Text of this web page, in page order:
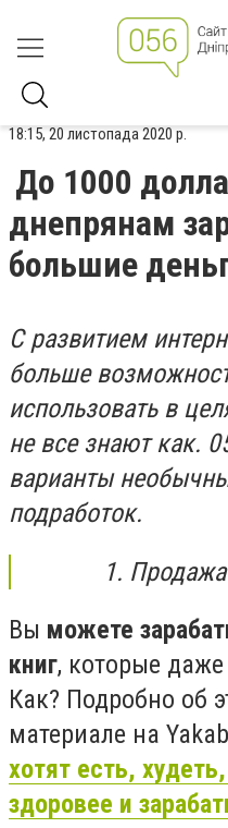
18:15, 20 листопада 2020 р.
До 1000
днепрянам
большие
С развитием
больше
использовать в
не все знают как.
варианты
подработок.
1.
Вы можете
книг, которые
Как? Подробно об
материале на
хотят есть,
здоровее и